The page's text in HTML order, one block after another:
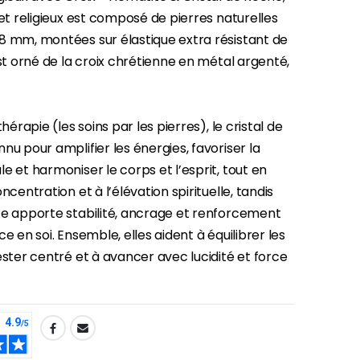
Une bougie 150 gr et votre Prière déposées à Lourdes
€10.00 €7.00
-20%
Eau de Lourdes 1 Litre
€12.00 €9.60
-20%
Déposez votre Neuvaine à Lourdes
religieux est composé de pierres naturelles
mm, montées sur élastique extra résistant de
orné de la croix chrétienne en métal argenté,
(les soins par les pierres), le cristal de
pour amplifier les énergies, favoriser la
et harmoniser le corps et l’esprit, tout en
et à l’élévation spirituelle, tandis
apporte stabilité, ancrage et renforcement
en soi. Ensemble, elles aident à équilibrer les
centré et à avancer avec lucidité et force